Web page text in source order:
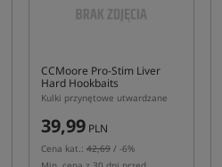
CCMoore Pro-Stim Liver
Hard Hookbaits
Kulki przynętowe utwardzane
39,99 PLN
Cena kat.: 42,69 / -6%